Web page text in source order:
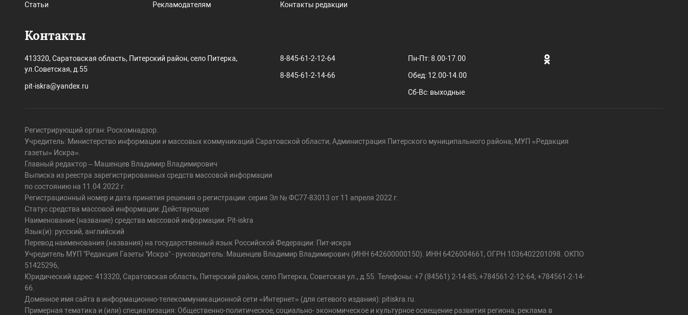
Статьи Рекламодателям Контакты редакции
Контакты
413320, Саратовская область, Питерский район, село Питерка,
ул.Советская, д.55
pit-iskra@yandex.ru
8-845-61-2-12-64
8-845-61-2-14-66
Пн-Пт: 8.00-17.00
Обед: 12.00-14.00
Сб-Вс: выходные
Регистрирующий орган: Роскомнадзор.
Учредитель: Министерство информации и массовых коммуникаций Саратовской области; Администрация Питерского муниципального района; МУП «Редакция
газеты» Искра».
Главный редактор – Машенцев Владимир Владимирович
Выписка из реестра зарегистрированных средств массовой информации
по состоянию на 11.04.2022 г.
Регистрационный номер и дата принятия решения о регистрации: серия Эл № ФС77-83013 от 11 апреля 2022 г.
Статус средства массовой информации: Действующее
Наименование (название) средства массовой информации: Pit-iskra
Язык(и): русский, английский
Перевод наименования (названия) на государственный язык Российской Федерации: Пит-искра
Учредитель МУП "Редакция Газеты "Искра" - руководитель: Машенцев Владимир Владимирович (ИНН 642600000150). ИНН 6426004661, ОГРН 1036402201098. ОКПО
51425296,
Юридический адрес: 413320, Саратовская область, Питерский район, село Питерка, Советская ул., д.55. Телефоны: +7 (84561) 2-14-85; +784561-2-12-64; +784561-2-14-
66.
Доменное имя сайта в информационно-телекоммуникационной сети «Интернет» (для сетевого издания): pitiskra.ru.
Примерная тематика и (или) специализация: Общественно-политическое, социально- экономическое и культурное освещение развития региона, реклама в